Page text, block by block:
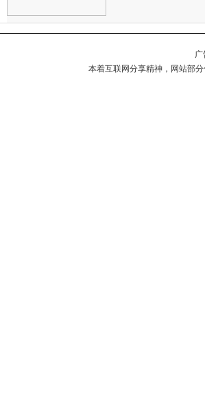
本着互联网分享精神，网站部